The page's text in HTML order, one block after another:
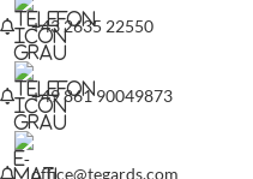
+43 2635 22550
+49 861 90049873
office@tegards.com